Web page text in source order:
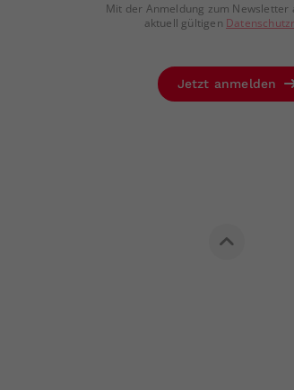
Mit der Anmeldung zum Newsletter
aktuell gültigen
Jetzt anmelden